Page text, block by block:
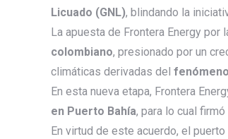
Licuado (GNL), blindando la
La apuesta de Frontera Energy por
colombiano, presionado por un
climáticas derivadas del
En esta nueva etapa, Frontera
en Puerto Bahía, para lo cual firmó
En virtud de este acuerdo, el puerto